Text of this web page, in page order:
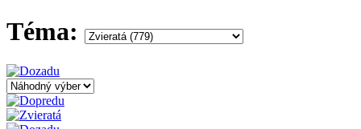
Téma: